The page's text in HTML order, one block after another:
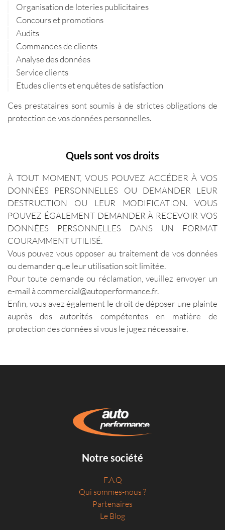
Organisation de loteries publicitaires
Concours et promotions
Audits
Commandes de clients
Analyse des données
Service clients
Etudes clients et enquêtes de satisfaction
Ces prestataires sont soumis à de strictes obligations de
protection de vos données personnelles.
Quels sont vos droits
À TOUT MOMENT, VOUS POUVEZ ACCÉDER À VOS
DONNÉES PERSONNELLES OU DEMANDER LEUR
DESTRUCTION OU LEUR MODIFICATION. VOUS
POUVEZ ÉGALEMENT DEMANDER À RECEVOIR VOS
DONNÉES PERSONNELLES DANS UN FORMAT
COURAMMENT UTILISÉ.
Vous pouvez vous opposer au traitement de vos données
ou demander que leur utilisation soit limitée.
Pour toute demande ou réclamation, veuillez envoyer un
e-mail à commercial@autoperformance.fr.
Enfin, vous avez également le droit de déposer une plainte
auprès des autorités compétentes en matière de
protection des données si vous le jugez nécessaire.
Notre société
F.A.Q
Qui sommes-nous ?
Partenaires
Le Blog